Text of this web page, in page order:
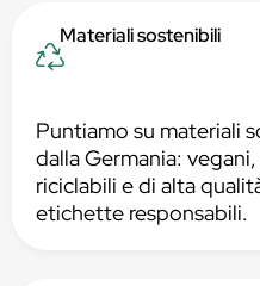
Materiali sostenibili
Puntiamo su materiali
dalla Germania:
riciclabili e di alta
etichette responsabili.